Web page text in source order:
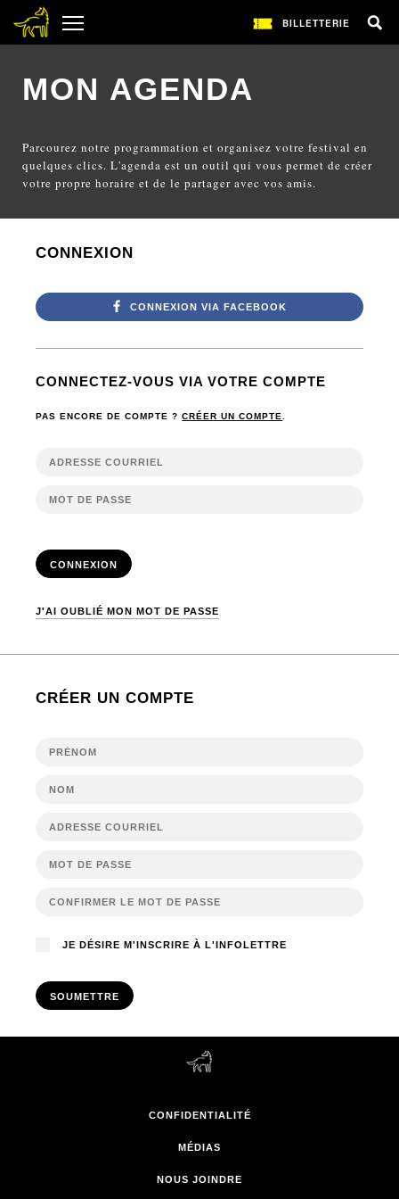
BILLETTERIE
MON AGENDA
Parcourez notre programmation et organisez votre festival en
quelques clics. L'agenda est un outil qui vous permet de créer
votre propre horaire et de le partager avec vos amis.
CONNEXION
CONNEXION VIA FACEBOOK
CONNECTEZ-VOUS VIA VOTRE COMPTE
PAS ENCORE DE COMPTE ?CRÉER UN COMPTE
CONNEXION
J'AI OUBLIÉ MON MOT DE PASSE
CRÉER UN COMPTE
JE DÉSIRE M'INSCRIRE À L'INFOLETTRE
SOUMETTRE
CONFIDENTIALITÉ
MÉDIAS
NOUS JOINDRE